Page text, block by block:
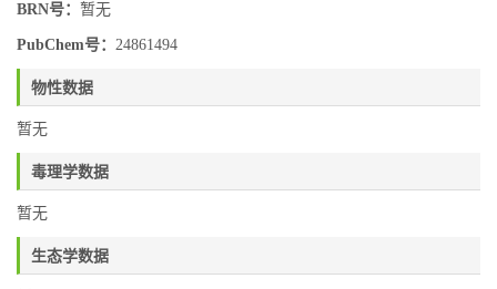
BRN号： 暂无
PubChem号： 24861494
物性数据
暂无
毒理学数据
暂无
生态学数据